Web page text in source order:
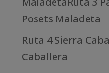
Posets Maladeta
Ruta 4 Sierra
Caballera